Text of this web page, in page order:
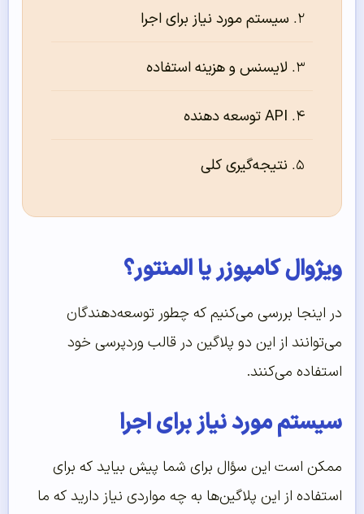
سیستم مورد نیاز برای اجرا
لایسنس و هزینه استفاده
API توسعه دهنده
نتیجه‌‌گیری کلی
ویژوال کامپوزر یا المنتور؟
در اینجا بررسی می‌کنیم که چطور توسعه‌دهندگان
می‌توانند از این دو پلاگین در قالب وردپرسی خود
استفاده می‌کنند.
سیستم مورد نیاز برای اجرا
ممکن است این سؤال برای شما پیش بیاید که برای
استفاده از این پلاگین‌ها به چه مواردی نیاز دارید که ما